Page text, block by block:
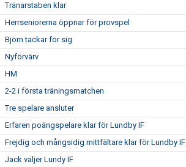
Tränarstaben klar
Herrseniorerna öppnar för provspel
Björn tackar för sig
Nyförvärv
HM
2-2 i första träningsmatchen
Tre spelare ansluter
Erfaren poängspelare klar för Lundby IF
Frejdig och mångsidig mittfältare klar för Lundby IF
Jack väljer Lundy IF